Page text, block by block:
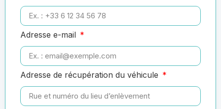
Adresse e-mail
Adresse de récupération du véhicule